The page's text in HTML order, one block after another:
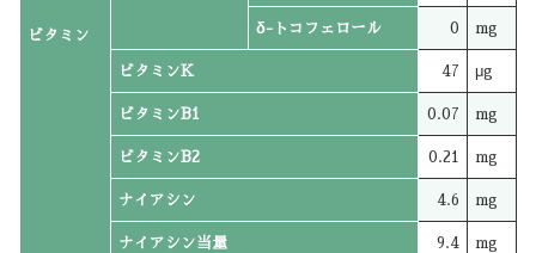
ビタミン δ-トコフェロール 0 mg
ビタミンK 47 μg
ビタミンB1 0.07 mg
ビタミンB2 0.21 mg
ナイアシン 4.6 mg
ナイアシン当量 9.4 mg